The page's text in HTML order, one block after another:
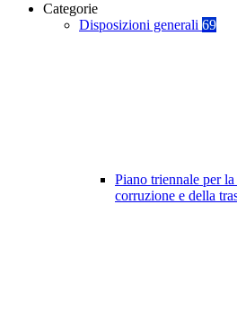
Categorie
Disposizioni generali 69
Piano triennale per
corruzione e della